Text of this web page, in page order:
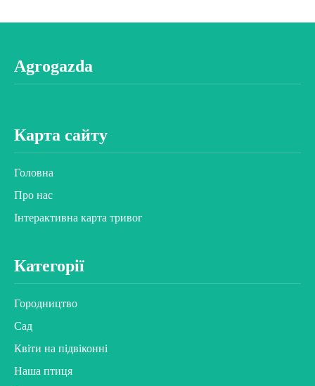
Agrogazda
Карта сайту
Головна
Про нас
Інтерактивна карта тривог
Категорії
Городництво
Сад
Квіти на підвіконні
Наша птиця